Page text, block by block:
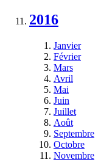
2016
Janvier
Février
Mars
Avril
Mai
Juin
Juillet
Août
Septembre
Octobre
Novembre